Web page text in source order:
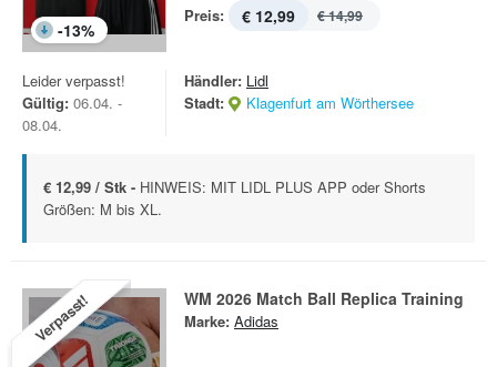
-13%
Preis: € 12,99 € 14,99
Leider verpasst!
Gültig: 06.04. -
08.04.
Händler: Lidl
Stadt:
Klagenfurt am Wörthersee
€ 12,99 / Stk - HINWEIS: MIT LIDL PLUS APP oder Shorts
Größen: M bis XL.
Verpasst! WM 2026 Match Ball Replica Training
Marke: Adidas